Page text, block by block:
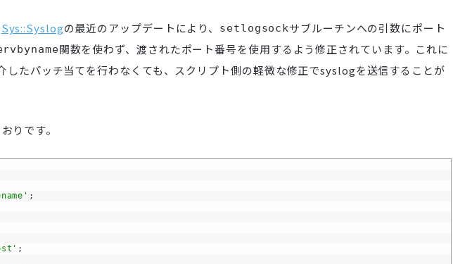
Sys::Syslogの最近のアップデートにより、 setlogsockサブルーチンへの引数にポート
関数を使わず、渡されたポート番号を使用するよう修正されています。これに
したパッチ当てを行わなくても、スクリプト側の軽微な修正でsyslogを送信することが
りです。
;
;